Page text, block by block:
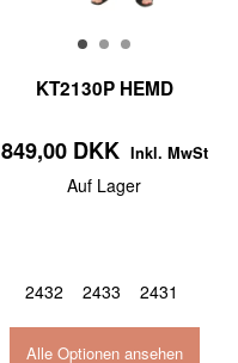
KT2130P HEMD
849,00 DKK Inkl. MwSt
Auf Lager
2432 2433 2431
Alle Optionen ansehen